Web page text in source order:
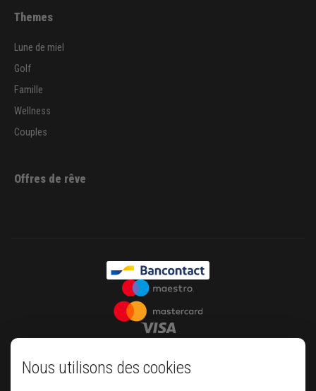
Nous utilisons des cookies
Themes
Lune de miel
Golf
Famille
Wellness
Couples
Offres de rêve